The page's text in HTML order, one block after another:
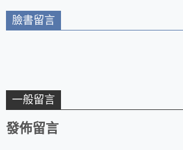
臉書留言
一般留言
發佈留言